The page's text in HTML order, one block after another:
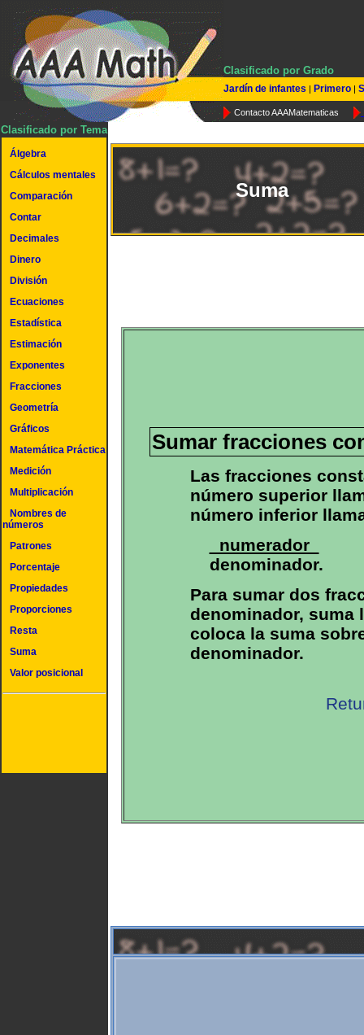
Clasificado por Grado
Jardín de infantes | Primero |
Contacto AAAMatematicas
Clasificado por Tema
Álgebra
Cálculos mentales
Comparación
Contar
Decimales
Dinero
División
Ecuaciones
Estadística
Estimación
Exponentes
Fracciones
Geometría
Gráficos
Matemática Práctica
Medición
Multiplicación
Nombres de
números
Patrones
Porcentaje
Propiedades
Proporciones
Resta
Suma
Valor posicional
Suma
Sumar fracciones
Las fracciones
número superior
número inferior
numerador
denominador.
Para sumar dos
denominador, suma
coloca la suma
denominador.